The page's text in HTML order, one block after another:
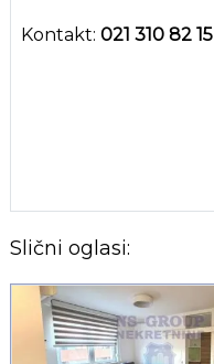
Kontakt: 021 310 82 15
Slični oglasi: